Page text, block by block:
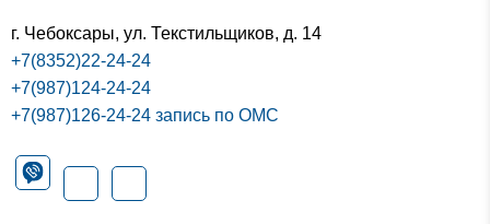
г. Чебоксары, ул. Текстильщиков, д. 14
+7(8352)22-24-24
+7(987)124-24-24
+7(987)126-24-24 запись по ОМС